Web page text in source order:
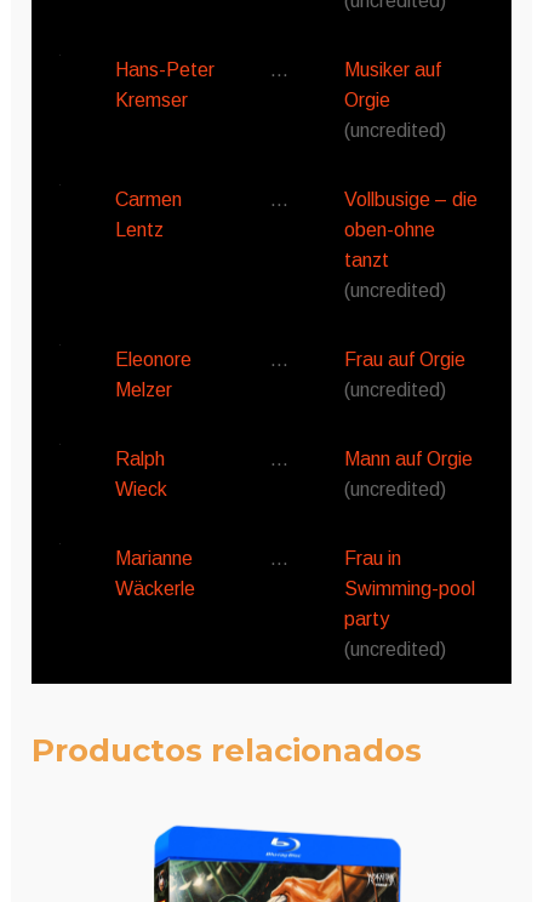
Hans-Peter
Kremser
…
Musiker auf
Orgie
(uncredited)
Carmen
Lentz
…
Vollbusige – die
oben-ohne
tanzt
(uncredited)
Eleonore
Melzer
…
Frau auf Orgie
(uncredited)
Ralph
Wieck
…
Mann auf Orgie
(uncredited)
Marianne
Wäckerle
…
Frau in
Swimming-pool
party
(uncredited)
Productos relacionados